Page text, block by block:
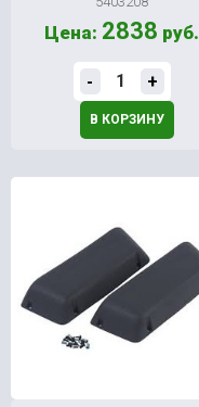
Цена: 2838 руб.
- +
В КОРЗИНУ